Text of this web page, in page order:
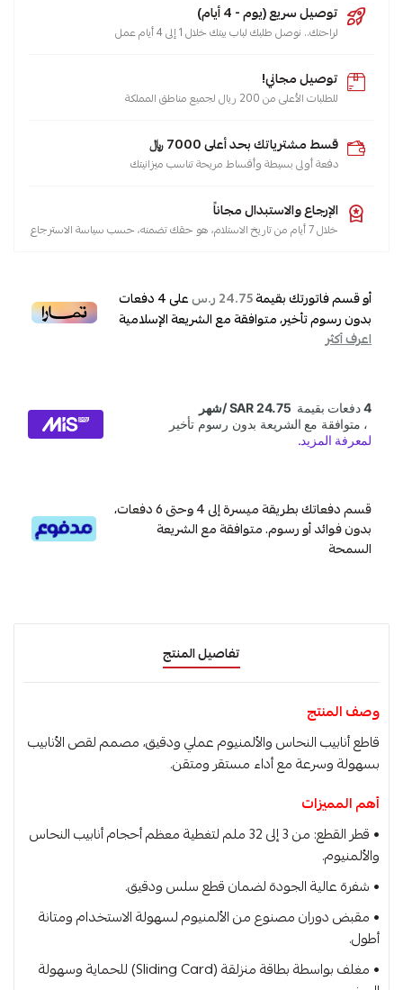
توصيل سريع (يوم - 4 أيام)
لراحتك.. نوصل طلبك لباب بيتك خلال 1 إلى 4 أيام عمل
توصيل مجاني!
للطلبات الأعلى من 200 ريال لجميع مناطق المملكة
قسط مشترياتك بحد أعلى 7000 ﷼
دفعة أولى بسيطة وأقساط مريحة تناسب ميزانيتك
الإرجاع والاستبدال مجاناً
خلال 7 أيام من تاريخ الاستلام، هو حقك تضمنه، حسب سياسة الاسترجاع
أو قسم فاتورتك بقيمة24.75 ر.س على4دفعات
بدون رسوم تأخير، متوافقة مع الشريعة الإسلامية
اعرف أكثر
قسم دفعاتك بطريقة ميسرة إلى 4 وحتى 6 دفعات،
بدون فوائد أو رسوم. متوافقة مع الشريعة
السمحة
تفاصيل المنتج
وصف المنتج
قاطع أنابيب النحاس والألمنيوم عملي ودقيق، مصمم لقص الأنابيب
بسهولة وسرعة مع أداء مستقر ومتقن.
أهم المميزات
• قطر القطع: من 3 إلى 32 ملم لتغطية معظم أحجام أنابيب النحاس
والألمنيوم.
• شفرة عالية الجودة لضمان قطع سلس ودقيق.
• مقبض دوران مصنوع من الألمنيوم لسهولة الاستخدام ومتانة
أطول.
• مغلف بواسطة بطاقة منزلقة (Sliding Card) للحماية وسهولة